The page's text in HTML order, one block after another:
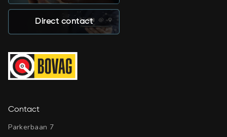
Direct contact
Contact
Parkerbaan 7